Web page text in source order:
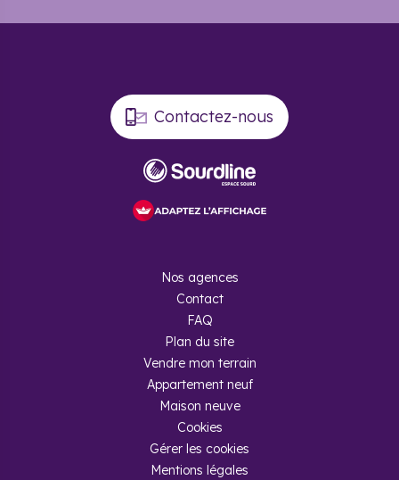
Contactez-nous
Nos agences
Contact
FAQ
Plan du site
Vendre mon terrain
Appartement neuf
Maison neuve
Cookies
Gérer les cookies
Mentions légales